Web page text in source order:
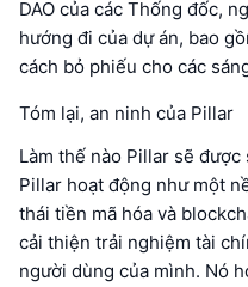
DAO của các Thống đốc,
hướng đi của dự án, bao
cách bỏ phiếu cho các
Tóm lại, an ninh của Pillar
Làm thế nào Pillar sẽ được
Pillar hoạt động như một
thái tiền mã hóa và
cải thiện trải nghiệm tài
người dùng của mình. Nó